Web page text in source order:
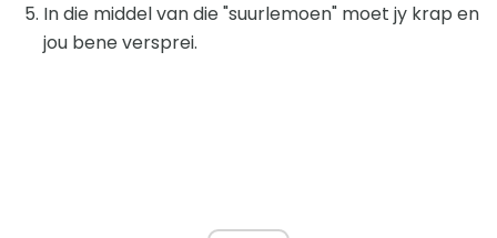
In die middel van die "suurlemoen" moet jy krap en
jou bene versprei.